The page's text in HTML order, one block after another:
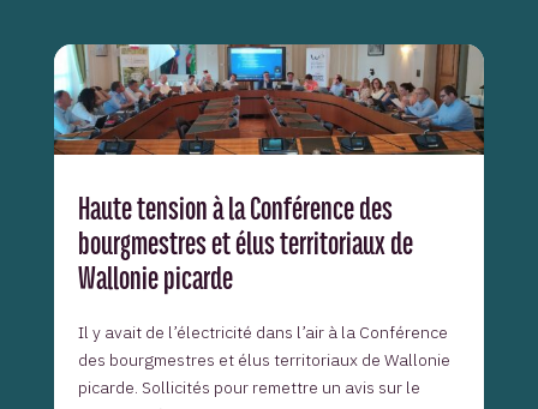
Haute tension à la Conférence des
bourgmestres et élus territoriaux de
Wallonie picarde
Il y avait de l’électricité dans l’air à la Conférence
des bourgmestres et élus territoriaux de Wallonie
picarde. Sollicités pour remettre un avis sur le